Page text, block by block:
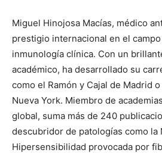
Miguel Hinojosa Macías, médico
prestigio internacional en el
inmunología clínica. Con un
académico, ha desarrollado su
como el Ramón y Cajal de Madrid
Nueva York. Miembro de
global, suma más de 240
descubridor de patologías como la
Hipersensibilidad provocada por